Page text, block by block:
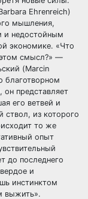
Ehrenreich)
мышления,
и недостойным
экономике. «Что
этом смысл?» —
(Marcin
благотворном
он представляет
его ветвей и
из которого
то же
опыт
до последнего
и
инстинктом
выжить».